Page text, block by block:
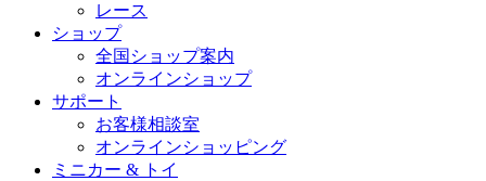
レース
ショップ
全国ショップ案内
オンラインショップ
サポート
お客様相談室
オンラインショッピング
ミニカー & トイ